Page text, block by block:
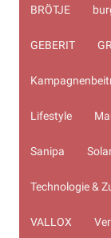
BRÖTJE
GEBERIT
Lifestyle
Sanipa
Technologie &
VALLOX